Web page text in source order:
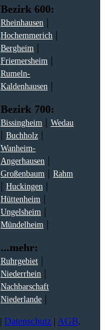
Bezirk 600:
Rheinhausen|
Hochemmerich|
Bergheim|
Friemersheim|
Rumeln-
Kaldenhausen|
Bezirk 700:
Bissingheim| Wedau
| Buchholz|
Wanheim-
Angerhausen|
Großenbaum| Rahm
| Huckingen|
Hüttenheim|
Ungelsheim|
Mündelheim|
...mehr:
Ruhrgebiet|
Niederrhein|
Nachbarschaft
Niederlande|
| Datenschutz | AGB.